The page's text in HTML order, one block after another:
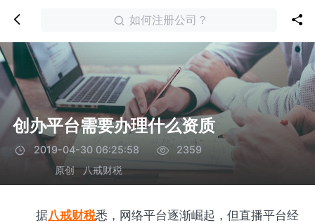
如何注册公司？
创办平台需要办理什么资质
2019-04-30 06:25:58
2359
原创
八戒财税
据八戒财税悉，网络平台逐渐崛起，但直播平台经